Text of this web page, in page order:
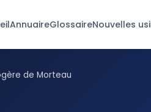
AnnuaireGlossaireNouvelles
de Morteau